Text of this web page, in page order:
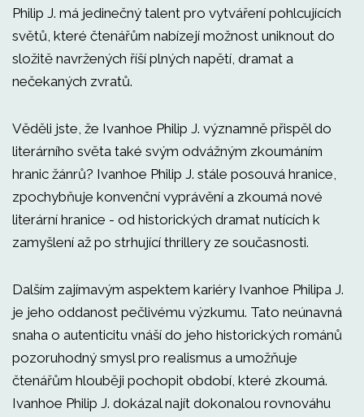
Philip J. má jedinečný talent pro vytváření pohlcujících
světů, které čtenářům nabízejí možnost uniknout do
složitě navržených říší plných napětí, dramat a
nečekaných zvratů.
Věděli jste, že Ivanhoe Philip J. významně přispěl do
literárního světa také svým odvážným zkoumáním
hranic žánrů? Ivanhoe Philip J. stále posouvá hranice,
zpochybňuje konvenční vyprávění a zkoumá nové
literární hranice - od historických dramat nutících k
zamyšlení až po strhující thrillery ze současnosti.
Dalším zajímavým aspektem kariéry Ivanhoe Philipa J.
je jeho oddanost pečlivému výzkumu. Tato neúnavná
snaha o autenticitu vnáší do jeho historických románů
pozoruhodný smysl pro realismus a umožňuje
čtenářům hlouběji pochopit období, které zkoumá.
Ivanhoe Philip J. dokázal najít dokonalou rovnováhu